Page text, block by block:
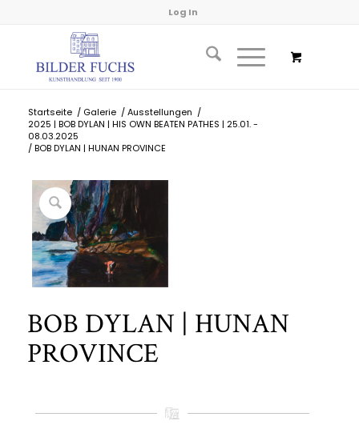
Log In
Startseite / Galerie / Ausstellungen /
2025 | BOB DYLAN | HIS OWN BEATEN PATHES | 25.01. -
08.03.2025
/ BOB DYLAN | HUNAN PROVINCE
BOB DYLAN | HUNAN
PROVINCE